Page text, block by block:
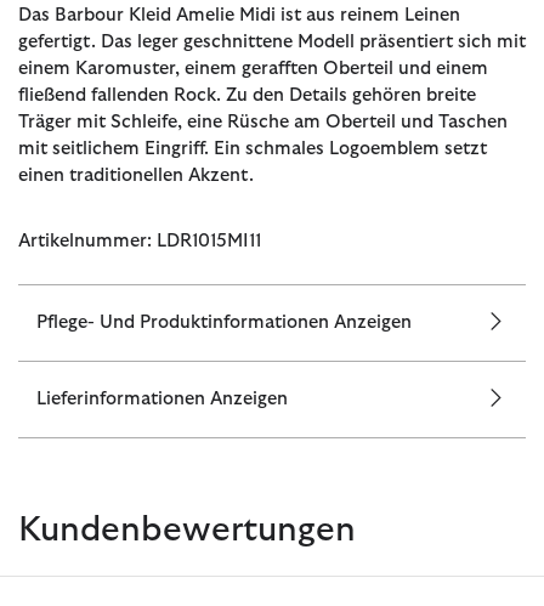
Das Barbour Kleid Amelie Midi ist aus reinem Leinen
gefertigt. Das leger geschnittene Modell präsentiert sich mit
einem Karomuster, einem gerafften Oberteil und einem
fließend fallenden Rock. Zu den Details gehören breite
Träger mit Schleife, eine Rüsche am Oberteil und Taschen
mit seitlichem Eingriff. Ein schmales Logoemblem setzt
einen traditionellen Akzent.
Artikelnummer: LDR1015MI11
Pflege- Und Produktinformationen Anzeigen
Lieferinformationen Anzeigen
Kundenbewertungen